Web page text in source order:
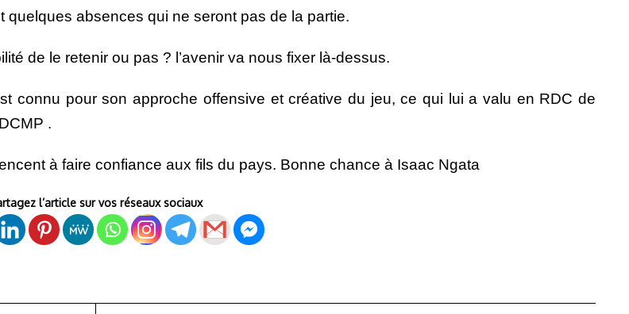
absences qui ne seront pas de la partie.
de le retenir ou pas ? l’avenir va nous fixer là-dessus.
connu pour son approche offensive et créative du jeu, ce qui lui a valu en RDC de
.
à faire confiance aux fils du pays. Bonne chance à Isaac Ngata
l’article sur vos réseaux sociaux